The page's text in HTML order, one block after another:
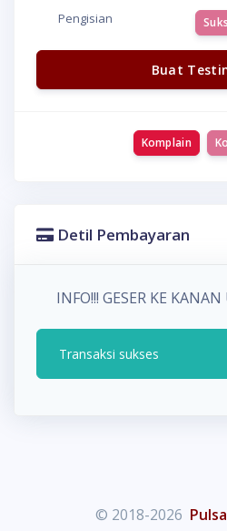
Pengisian
Buat
Komplain
Detil Pembayaran
INFO!!! GESER KE
Transaksi sukses
© 2018-2026